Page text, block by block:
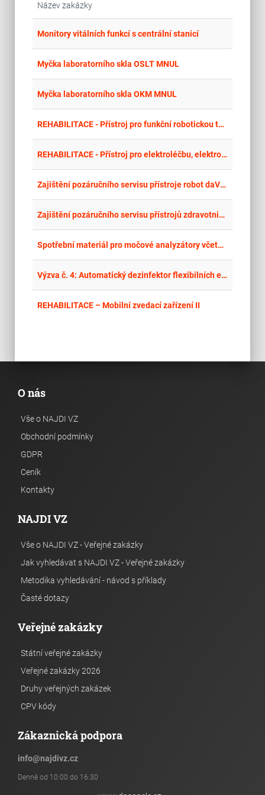
Název zakázky
Monitory vitálních funkcí s centrální stanicí
Myčka laboratorního skla OSLT MNUL
Myčka laboratorního skla OKM MNUL
REHABILITACE - Přístroj pro funkční robotickou terapii prstů horní končetiny s motivační zpětnou vazbou
REHABILITACE - Přístroj pro elektroléčbu, elektrostimulaci se zpětnou EMG vazbou a myofeedback terapii pánevního dna
Zajištění pozáručního servisu přístroje robot daVinci X
Zajištění pozáručního servisu přístrojů zdravotnické techniky
Spotřební materiál pro močové analyzátory včetně výpůjčky močových analyzátorů
Výzva č. 4: Automatický dezinfektor flexibilních endoskopů pro Gastroenterologické oddělení – Nemocnice Děčín, o.z.
REHABILITACE – Mobilní zvedací zařízení II
O nás
Vše o NAJDI VZ
Obchodní podmínky
GDPR
Ceník
Kontakty
NAJDI VZ
Vše o NAJDI VZ - Veřejné zakázky
Jak vyhledávat s NAJDI VZ - Veřejné zakázky
Metodika vyhledávání - návod s příklady
Časté dotazy
Veřejné zakázky
Státní veřejné zakázky
Veřejné zakázky 2026
Druhy veřejných zakázek
CPV kódy
Zákaznická podpora
info@najdivz.cz
Denně od 10:00 do 16:30